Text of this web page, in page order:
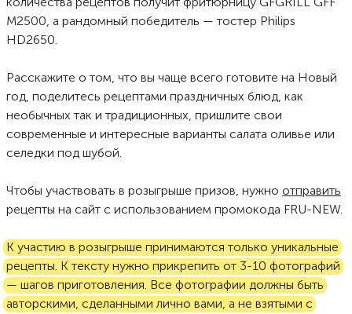
M2500, а рандомный победитель — тостер Philips
HD2650.
Расскажите о том, что вы чаще всего готовите на Новый
год, поделитесь рецептами праздничных блюд, как
необычных так и традиционных, пришлите свои
современные и интересные варианты салата оливье или
селедки под шубой.
Чтобы участвовать в розыгрыше призов, нужно отправить
рецепты на сайт с использованием промокода FRU-NEW.
К участию в розыгрыше принимаются только уникальные
рецепты. К тексту нужно прикрепить от 3-10 фотографий
— шагов приготовления. Все фотографии должны быть
авторскими, сделанными лично вами, а не взятыми с